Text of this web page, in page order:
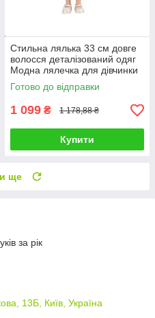
Стильна лялька 33 см довге
волосся деталізований одяг
Модна лялечка для дівчинки
додаткова сукня
Готово до відправки
1 099 ₴ 1 178,88 ₴
Купити
ще
за рік
13Б, Київ, Україна